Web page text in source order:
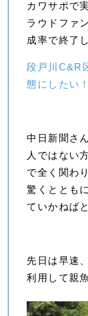
カワサポで
ラウドファ
成率で終了
段戸川C&R
態にしたい！
中日新聞さ
人ではない
で全く関わ
驚くととも
ていかねば
先日は早速
利用して親